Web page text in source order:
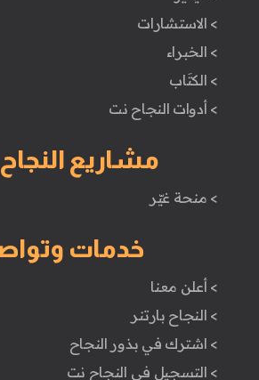
> الاستشارات
> الخبراء
> الكتَاب
> أدوات النجاح نت
مشاريع
> منحة غيّر
خدمات
> أعلن معنا
> النجاح بارتنر
> اشترك في بذور النجاح
> التسجيل في النجاح نت